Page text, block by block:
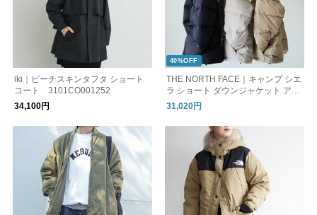
iki｜ピーチスキンタフタ ショート
コート 3101CO001252
34,100円
40%OFF
THE NORTH FACE｜キャンプ シエ
ラ ショート ダウンジャケット アウ
ター CAMP Sierra Short NDW9253
1 ノースフェイス
31,020円